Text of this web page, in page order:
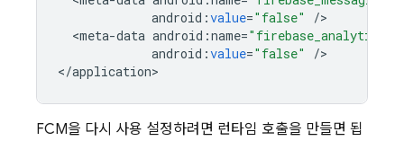
android :value="false" /
<meta-data android :name=
android :value="false" />
</application>
FCM을 다시 사용 설정하려면 런타임 호출을 만들면 됩